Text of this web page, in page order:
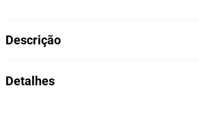
Descrição
Detalhes